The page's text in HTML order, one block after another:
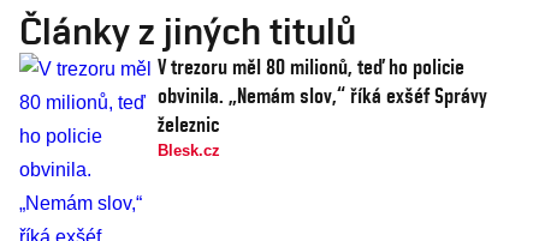
Články z jiných titulů
V trezoru měl 80 milionů, teď ho policie
obvinila. „Nemám slov,“ říká exšéf Správy
železnic
Blesk.cz